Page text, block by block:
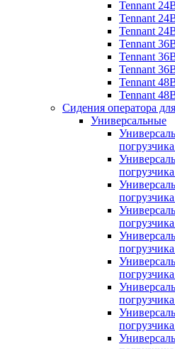
Tennant
Tennant
Tennant
Tennant
Tennant
Tennant
Tennant
Tennant
Сидения оператора
Универсальные